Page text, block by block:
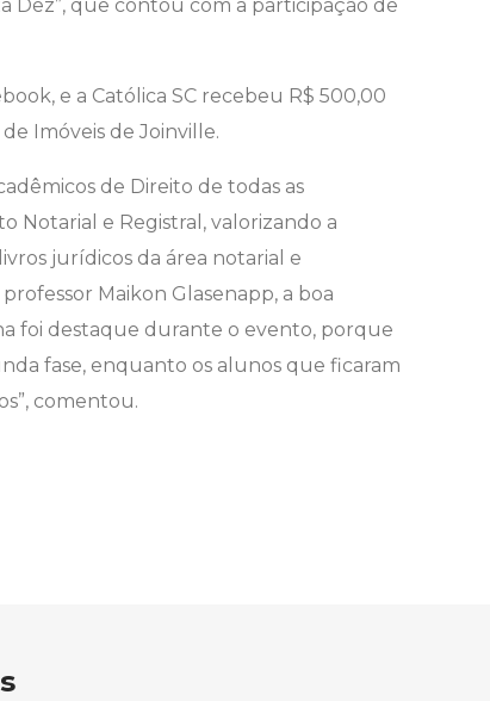
Dez”, que contou com a participação de
e a Católica SC recebeu R$ 500,00
Imóveis de Joinville.
de Direito de todas as
Notarial e Registral, valorizando a
jurídicos da área notarial e
Maikon Glasenapp, a boa
foi destaque durante o evento, porque
fase, enquanto os alunos que ficaram
comentou.